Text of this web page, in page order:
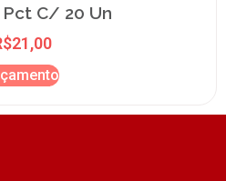
Pct C/ 20 Un
21,00